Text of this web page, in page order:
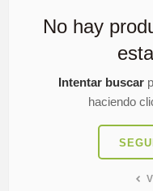
No hay
Intentar buscar
haciendo